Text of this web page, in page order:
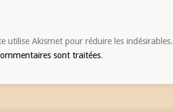
utilise Akismet pour réduire les indésirables.
sont traitées.